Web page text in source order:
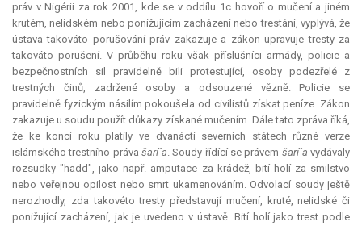
práv v Nigérii za rok 2001, kde se v oddílu 1c hovoří o mučení a jiném
krutém, nelidském nebo ponižujícím zacházení nebo trestání, vyplývá, že
ústava takováto porušování práv zakazuje a zákon upravuje tresty za
takováto porušení. V průběhu roku však příslušníci armády, policie a
bezpečnostních sil pravidelně bili protestující, osoby podezřelé z
trestných činů, zadržené osoby a odsouzené vězně. Policie se
pravidelně fyzickým násilím pokoušela od civilistů získat peníze. Zákon
zakazuje u soudu použít důkazy získané mučením. Dále tato zpráva říká,
že ke konci roku platily ve dvanácti severních státech různé verze
islámského trestního práva šarí´a. Soudy řídící se právem šarí´a vydávaly
rozsudky "hadd", jako např. amputace za krádež, bití holí za smilstvo
nebo veřejnou opilost nebo smrt ukamenováním. Odvolací soudy ještě
nerozhodly, zda takovéto tresty představují mučení, kruté, nelidské či
ponižující zacházení, jak je uvedeno v ústavě. Bití holí jako trest podle